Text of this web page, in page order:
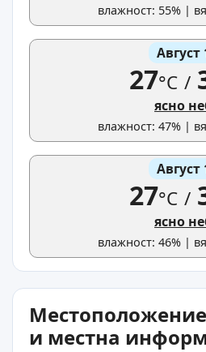
влажност: 55% |
Август
27°C /
ясно
влажност: 47% |
Август
27°C /
ясно
влажност: 46% |
и местна